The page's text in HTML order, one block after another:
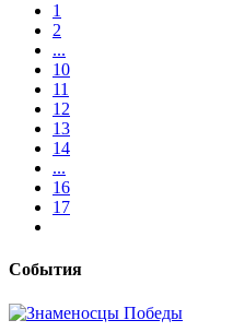
1
2
...
10
11
12
13
14
...
16
17
События